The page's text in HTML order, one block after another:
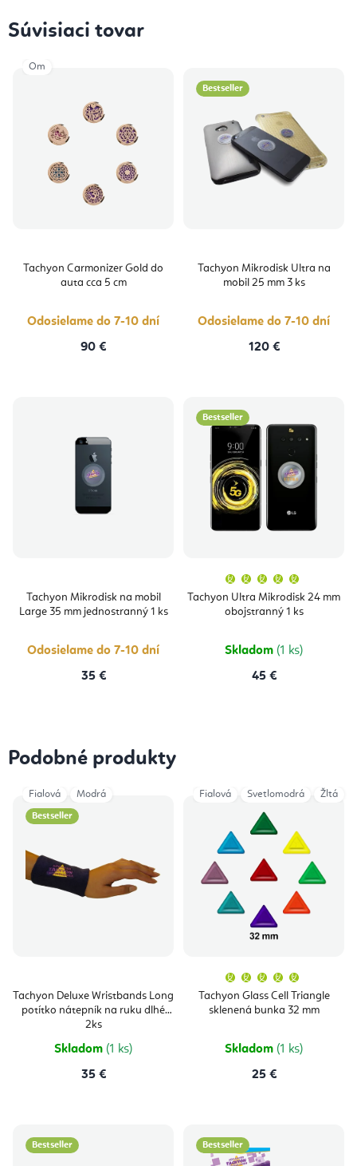
Súvisiaci tovar
Tachyon Carmonizer Gold do
auta cca 5 cm
Odosielame do 7-10 dní
90 €
Om
Bestseller
Tachyon Mikrodisk Ultra na
mobil 25 mm 3 ks
Odosielame do 7-10 dní
120 €
Tachyon Mikrodisk na mobil
Large 35 mm jednostranný 1 ks
Odosielame do 7-10 dní
35 €
Bestseller
Tachyon Ultra Mikrodisk 24 mm
obojstranný 1 ks
produktu
je
5,0
Skladom (1 ks)
45 €
Podobné produkty
Bestseller
Tachyon Deluxe Wristbands Long
potítko nátepník na ruku dlhé
2ks
Skladom (1 ks)
35 €
Fialová Modrá
Tachyon Glass Cell Triangle
sklenená bunka 32 mm
produktu
je
5,0
Skladom (1 ks)
25 €
Fialová Svetlomodrá Žltá
Bestseller Bestseller